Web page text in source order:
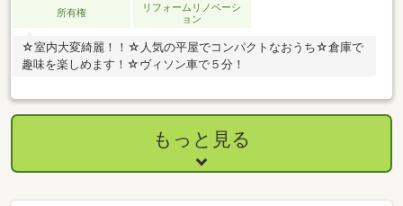
所有権
リフォームリノベーシ
ョン
☆室内大変綺麗！！☆人気の平屋でコンパクトなおうち☆倉庫で
趣味を楽しめます！☆ヴィソン車で５分！
もっと見る